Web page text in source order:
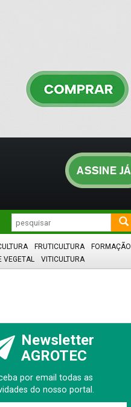
FRUTICULTURA
FORMAÇÃO
VEGETAL VITICULTURA
Newsletter
AGROTEC
por email todas as
do nosso portal.